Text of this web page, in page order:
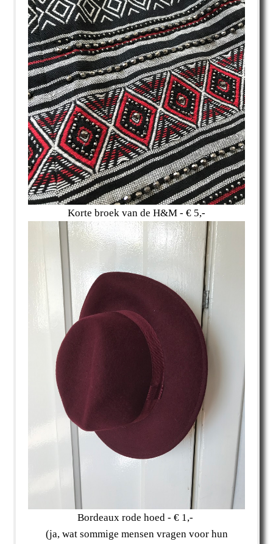
Korte broek van de H&M - € 5,-
Bordeaux rode hoed - € 1,-
(ja, wat sommige mensen vragen voor hun